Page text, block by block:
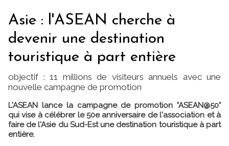
Asie : l'ASEAN cherche à
devenir une destination
touristique à part entière
objectif : 11 millions de visiteurs annuels avec une
nouvelle campagne de promotion
L'ASEAN lance la campagne de promotion "ASEAN@50"
qui vise à célébrer le 50e anniversaire de l'association et à
faire de l'Asie du Sud-Est une destination touristique à part
entière.